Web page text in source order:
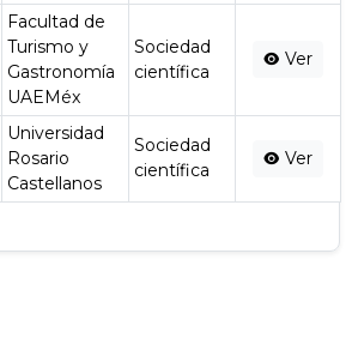
Facultad de
Turismo y
Gastronomía
UAEMéx
Sociedad
científica
Ver
Universidad
Rosario
Castellanos
Sociedad
científica
Ver